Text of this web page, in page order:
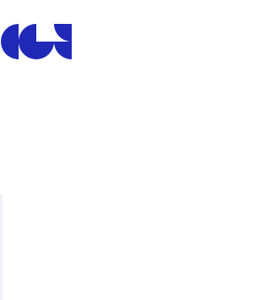
Centre de la Gravure et de